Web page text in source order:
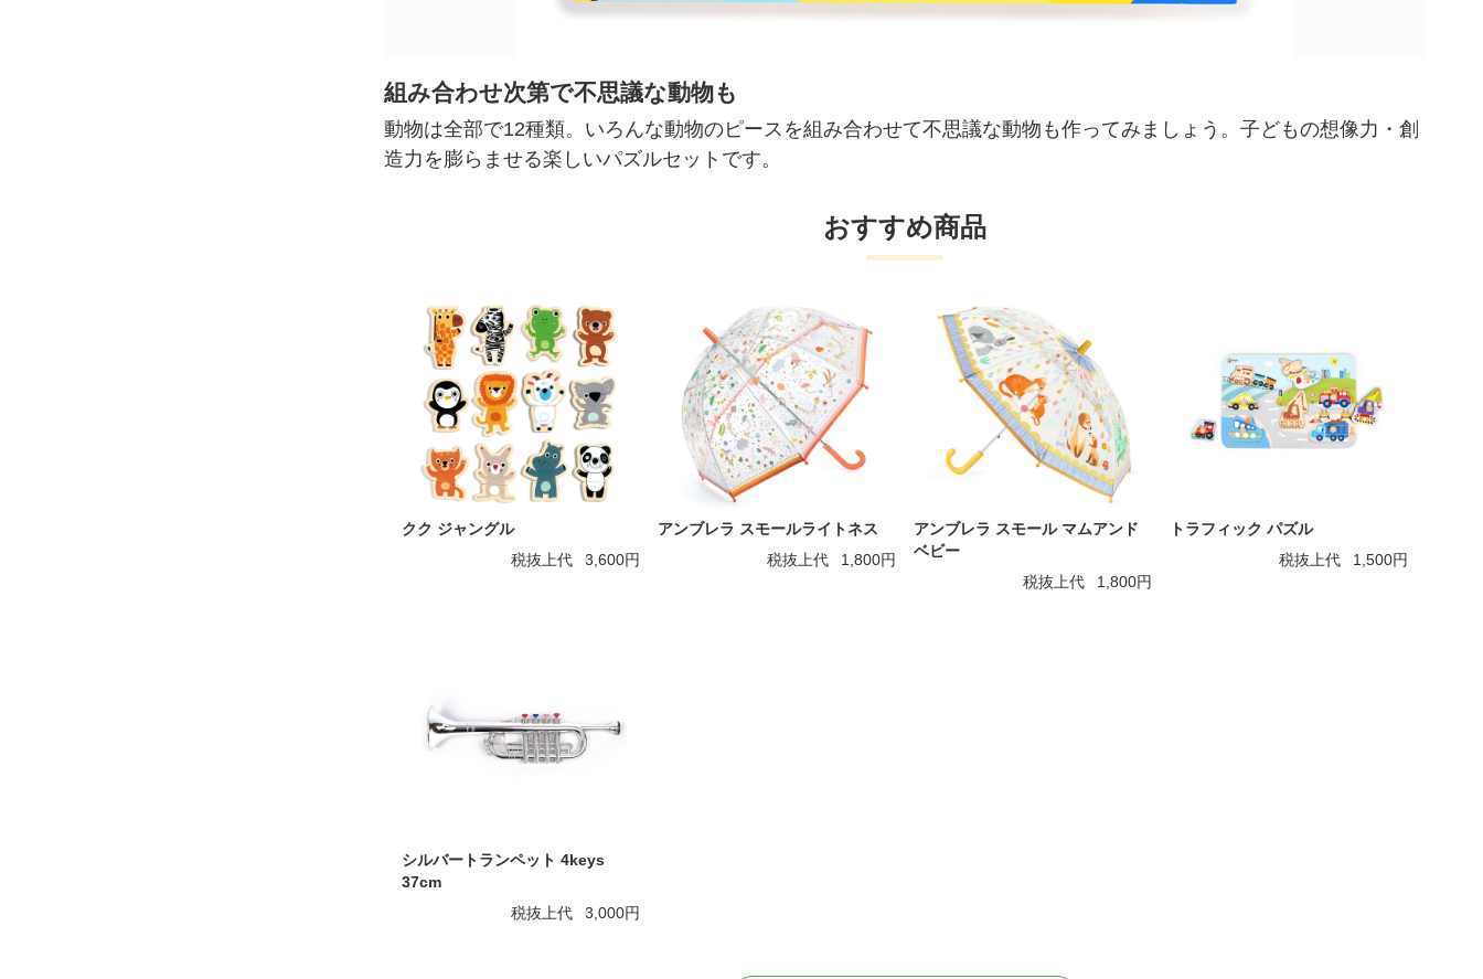
組み合わせ次第で不思議な動物も
動物は全部で12種類。いろんな動物のピースを組み合わせて不思議な動物も作ってみましょう。子どもの想像力・創
造力を膨らませる楽しいパズルセットです。
おすすめ商品
クク ジャングル
税抜上代
3,600円
アンブレラ スモールライトネス
税抜上代
1,800円
アンブレラ スモール マムアンド
ベビー
税抜上代
1,800円
トラフィック パズル
税抜上代
1,500円
シルバートランペット 4keys
37cm
税抜上代
3,000円